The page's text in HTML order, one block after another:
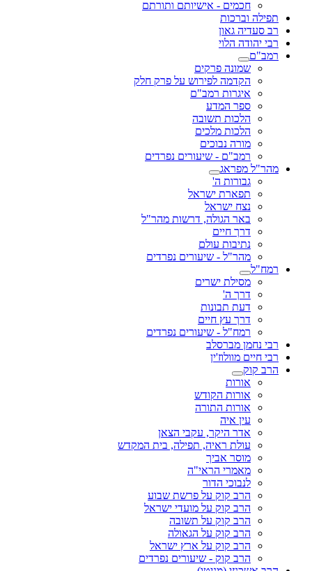
חכמים - אישיותם ותורתם
תפילה וברכות
רב סעדיה גאון
רבי יהודה הלוי
רמב"ם
שמונה פרקים
הקדמה לפירוש על פרק חלק
איגרות רמב"ם
ספר המדע
הלכות תשובה
הלכות מלכים
מורה נבוכים
רמב"ם - שיעורים נפרדים
מהר"ל מפראג
גבורות ה'
תפארת ישראל
נצח ישראל
באר הגולה, דרשות מהר"ל
דרך חיים
נתיבות עולם
מהר"ל - שיעורים נפרדים
רמח"ל
מסילת ישרים
דרך ה'
דעת תבונות
דרך עץ חיים
רמח"ל - שיעורים נפרדים
רבי נחמן מברסלב
רבי חיים מוולוז'ין
הרב קוק
אורות
אורות הקודש
אורות התורה
עין איה
אדר היקר, עקבי הצאן
עולת ראיה, תפילה, בית המקדש
מוסר אביך
מאמרי הראי"ה
לנבוכי הדור
הרב קוק על פרשת שבוע
הרב קוק על מועדי ישראל
הרב קוק על תשובה
הרב קוק על הגאולה
הרב קוק על ארץ ישראל
הרב קוק - שיעורים נפרדים